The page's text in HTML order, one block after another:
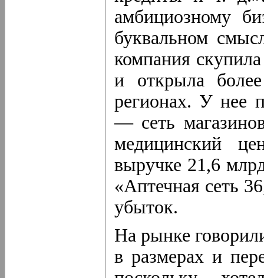
амбициозному
буквальном
компания
и открыла
регионах. У нее
— сеть
медицинский
выручке 21,6
«Аптечная сеть
убыток.
На рынке
в размерах и